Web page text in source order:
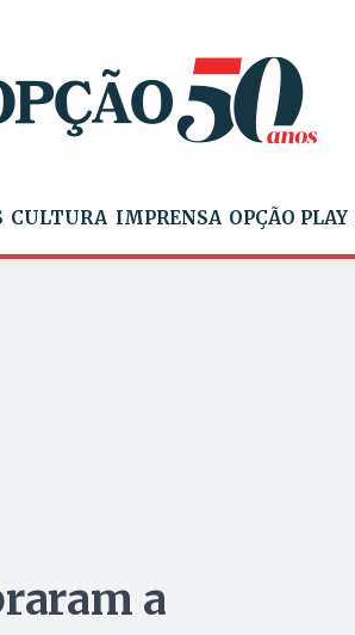
CULTURA IMPRENSA OPÇÃO PLAY
a